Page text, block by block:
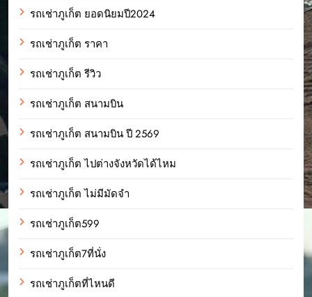
รถเช่าภูเก็ต ยอดนิยมปี2024
รถเช่าภูเก็ต ราคา
รถเช่าภูเก็ต รีวิว
รถเช่าภูเก็ต สนามบิน
รถเช่าภูเก็ต สนามบิน ปี 2569
รถเช่าภูเก็ต ไปต่างจังหวัดได้ไหม
รถเช่าภูเก็ต ไม่มีมัดจำ
รถเช่าภูเก็ต599
รถเช่าภูเก็ต7ที่นั่ง
รถเช่าภูเก็ตที่ไหนดี